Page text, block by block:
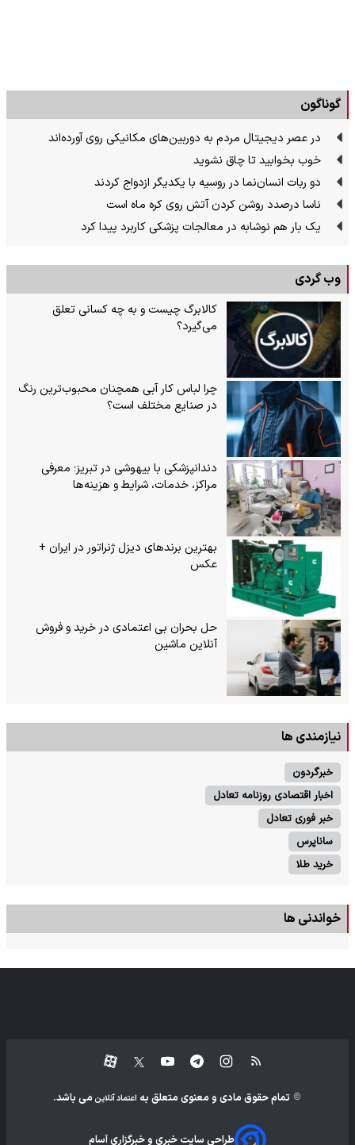
گوناگون
در عصر دیجیتال مردم به دوربین‌های مکانیکی روی آورده‌اند
خوب بخوابید تا چاق نشوید
دو ربات انسان‌نما در روسیه با یکدیگر ازدواج کردند
ناسا درصدد روشن کردن آتش روی کره ماه است
یک بار هم نوشابه در معالجات پزشکی کاربرد پیدا کرد
وب گردی
کالابرگ چیست و به چه کسانی تعلق
می‌گیرد؟
چرا لباس کار آبی همچنان محبوب‌ترین رنگ
در صنایع مختلف است؟
دندانپزشکی با بیهوشی در تبریز؛ معرفی
مراکز، خدمات، شرایط و هزینه‌ها
بهترین برندهای دیزل ژنراتور در ایران +
عکس
حل بحران بی‌ اعتمادی در خرید و فروش
آنلاین ماشین
نیازمندی ها
خبرگردون
اخبار اقتصادی روزنامه تعادل
خبر فوری تعادل
ساناپرس
خرید طلا
خواندنی ها
تمام حقوق مادی و معنوی متعلق به اعتماد آنلاین می باشد.
طراحی سایت خبری و خبرگزاری آسام